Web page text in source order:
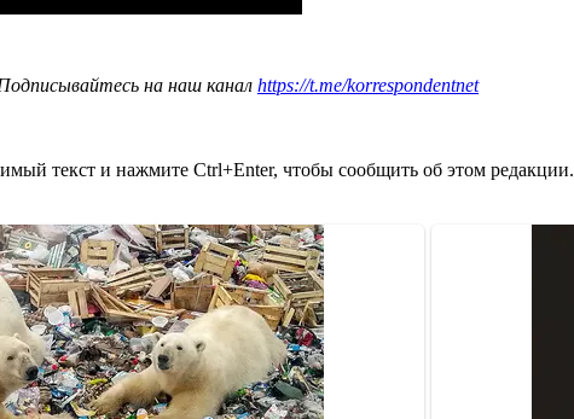
на наш канал https://t.me/korrespondentnet
текст и нажмите Ctrl+Enter, чтобы сообщить об этом редакции.